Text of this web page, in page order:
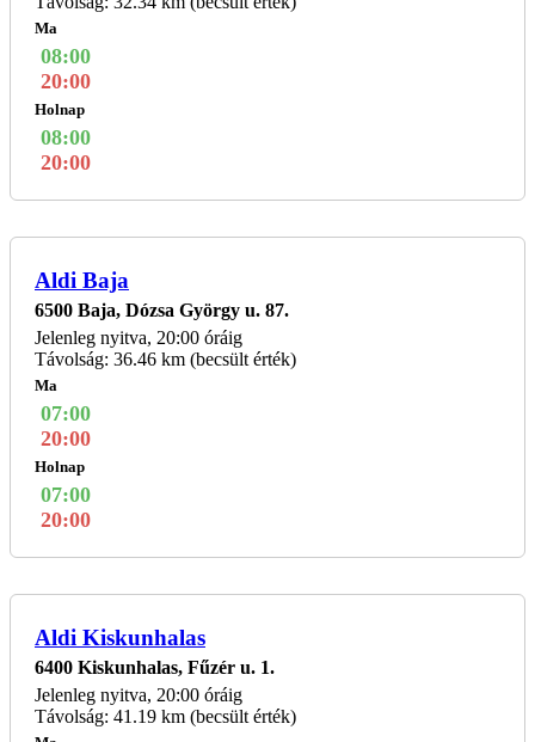
Ma
08:00
20:00
Holnap
08:00
20:00
Aldi Baja
6500 Baja, Dózsa György u. 87.
Jelenleg nyitva, 20:00 óráig
Távolság: 36.46 km (becsült érték)
Ma
07:00
20:00
Holnap
07:00
20:00
Aldi Kiskunhalas
6400 Kiskunhalas, Fűzér u. 1.
Jelenleg nyitva, 20:00 óráig
Távolság: 41.19 km (becsült érték)